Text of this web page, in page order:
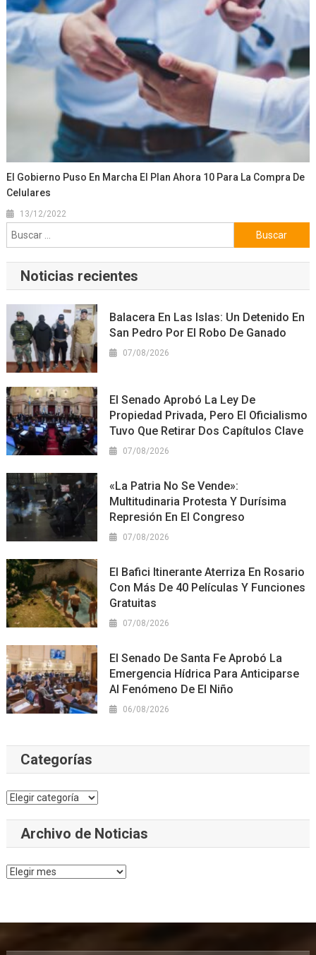
El Gobierno Puso En Marcha El Plan Ahora 10 Para La Compra De
Celulares
13/12/2022
Buscar:
Noticias recientes
Balacera En Las Islas: Un Detenido En
San Pedro Por El Robo De Ganado
07/08/2026
El Senado Aprobó La Ley De
Propiedad Privada, Pero El Oficialismo
Tuvo Que Retirar Dos Capítulos Clave
07/08/2026
«La Patria No Se Vende»:
Multitudinaria Protesta Y Durísima
Represión En El Congreso
07/08/2026
El Bafici Itinerante Aterriza En Rosario
Con Más De 40 Películas Y Funciones
Gratuitas
07/08/2026
El Senado De Santa Fe Aprobó La
Emergencia Hídrica Para Anticiparse
Al Fenómeno De El Niño
06/08/2026
Categorías
Categorías
Archivo de Noticias
Archivo